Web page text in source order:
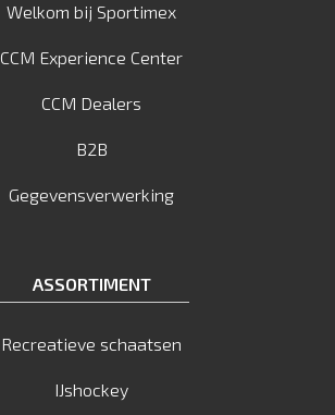
Welkom bij Sportimex
CCM Experience Center
CCM Dealers
B2B
Gegevensverwerking
ASSORTIMENT
Recreatieve schaatsen
IJshockey